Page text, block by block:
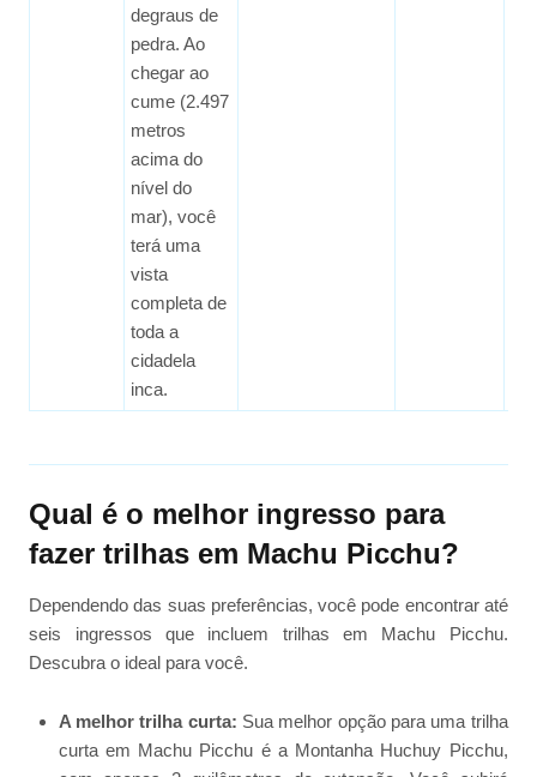
degraus de
pedra. Ao
chegar ao
cume (2.497
metros
acima do
nível do
mar), você
terá uma
vista
completa de
toda a
cidadela
inca.
Qual é o melhor ingresso para
fazer trilhas em Machu Picchu?
Dependendo das suas preferências, você pode encontrar até
seis ingressos que incluem trilhas em Machu Picchu.
Descubra o ideal para você.
A melhor trilha curta: Sua melhor opção para uma trilha
curta em Machu Picchu é a Montanha Huchuy Picchu,